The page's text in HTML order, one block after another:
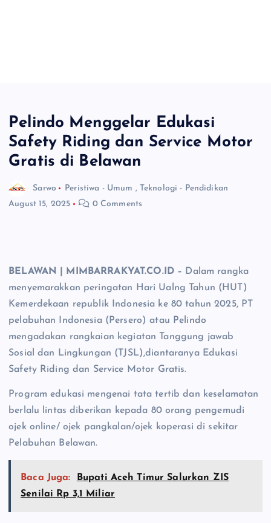
Pelindo Menggelar Edukasi
Safety Riding dan Service Motor
Gratis di Belawan
Sarwo Peristiwa - Umum , Teknologi - Pendidikan
August 15, 2025
0 Comments
BELAWAN | MIMBARRAKYAT.CO.ID – Dalam rangka
menyemarakkan peringatan Hari Ualng Tahun (HUT)
Kemerdekaan republik Indonesia ke 80 tahun 2025, PT
pelabuhan Indonesia (Persero) atau Pelindo
mengadakan rangkaian kegiatan Tanggung jawab
Sosial dan Lingkungan (TJSL),diantaranya Edukasi
Safety Riding dan Service Motor Gratis.
Program edukasi mengenai tata tertib dan keselamatan
berlalu lintas diberikan kepada 80 orang pengemudi
ojek online/ ojek pangkalan/ojek koperasi di sekitar
Pelabuhan Belawan.
Baca Juga:
Bupati Aceh Timur Salurkan ZIS
Senilai Rp 3,1 Miliar